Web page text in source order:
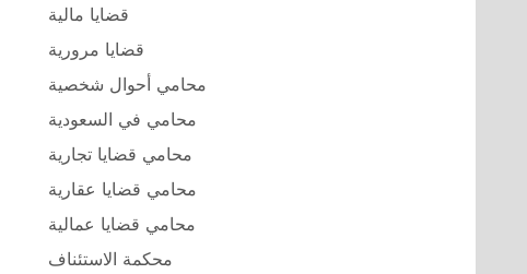
قضايا مالية
قضايا مرورية
محامي أحوال شخصية
محامي في السعودية
محامي قضايا تجارية
محامي قضايا عقارية
محامي قضايا عمالية
محكمة الاستئناف